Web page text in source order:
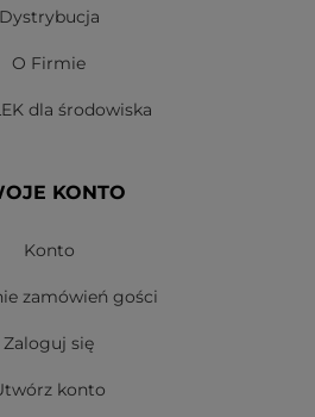
Dystrybucja
O Firmie
dla środowiska
KONTO
Konto
zamówień gości
Zaloguj się
konto